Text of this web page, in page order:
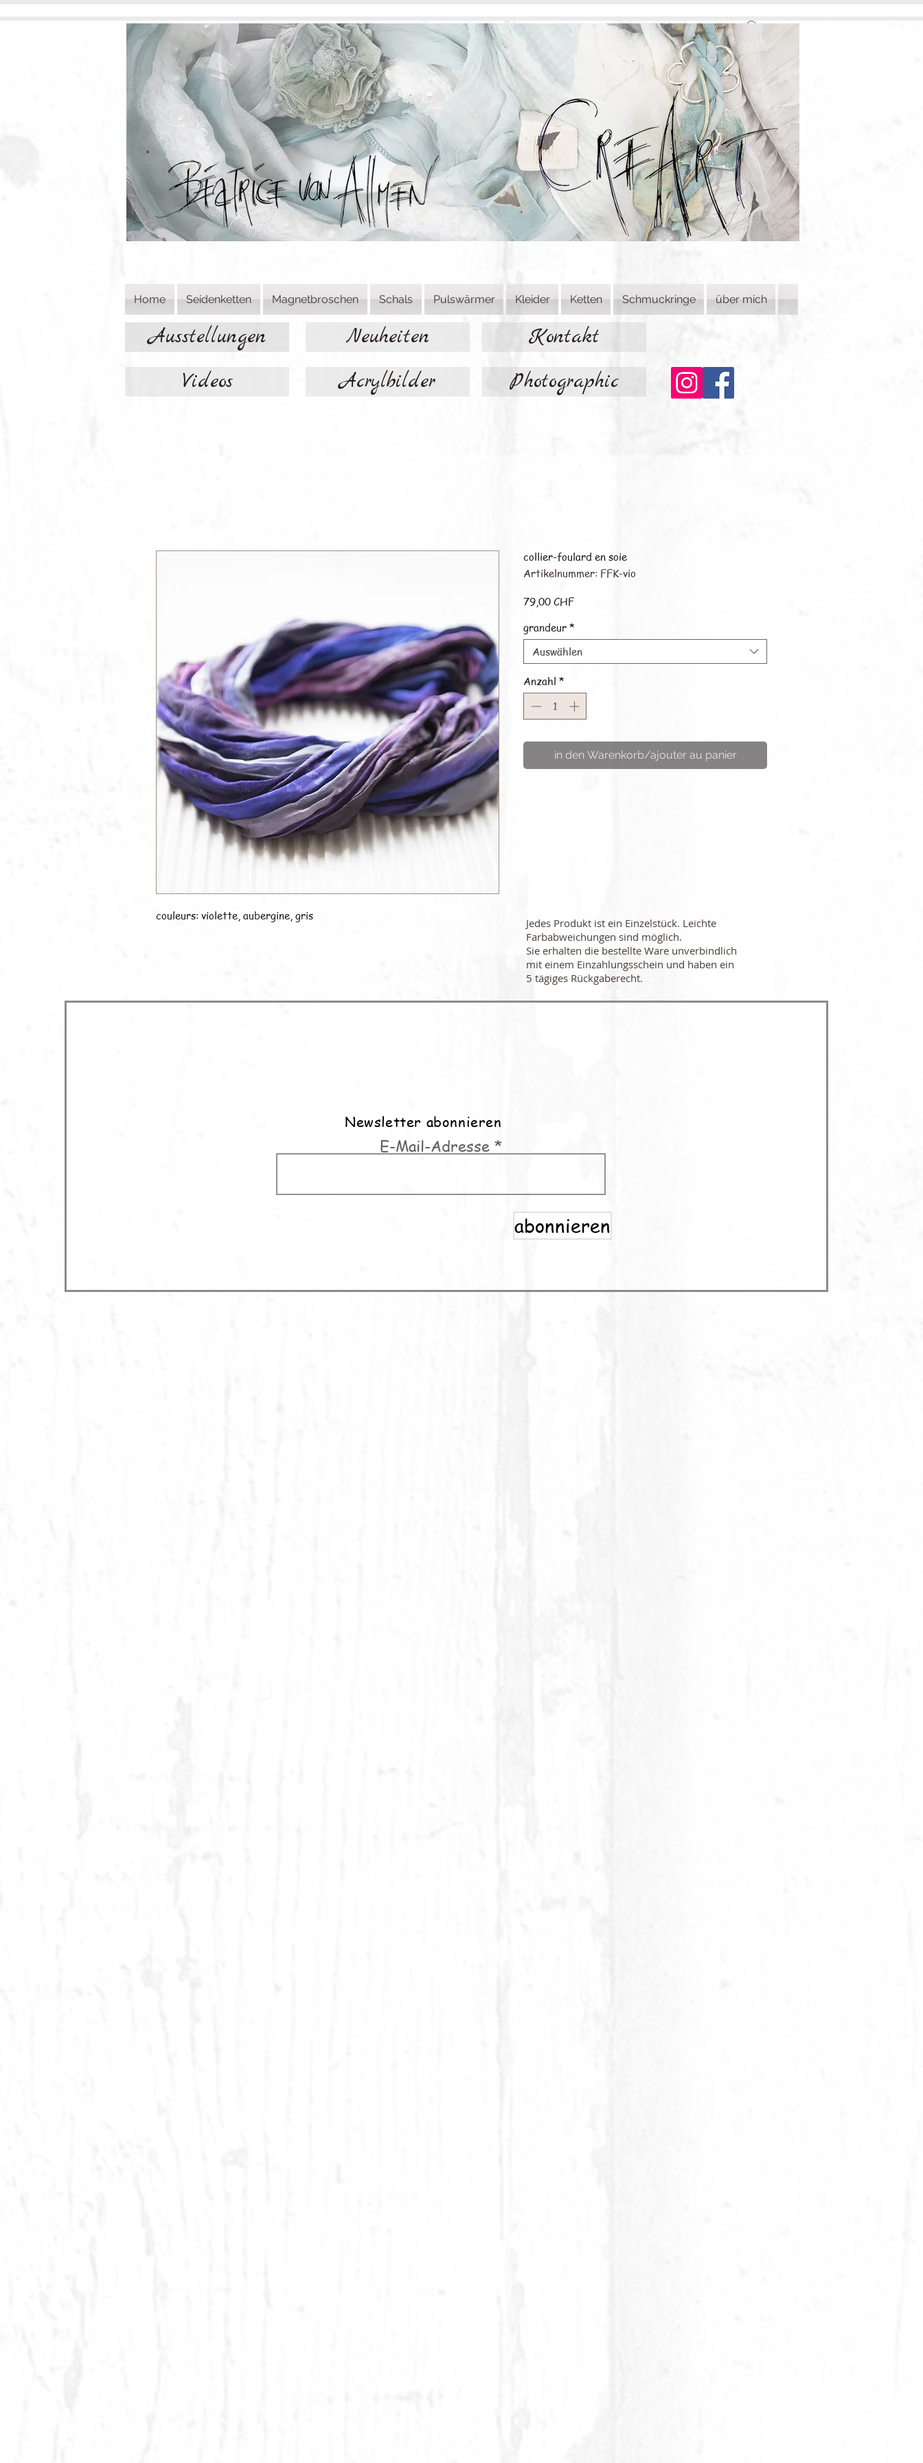
Home Seidenketten Magnetbroschen Schals Pulswärmer Kleider Ketten Schmuckringe über mich
Ausstellungen Neuheiten
Kontakt
Videos
Acrylbilder Photographic
couleurs: violette, aubergine, gris
collier-foulard en soie
Artikelnummer: FFK-vio
79,00 CHFPreis
grandeur *
Auswählen
Anzahl *
in den Warenkorb/ajouter au panier
Jedes Produkt ist ein Einzelstück. Leichte
Farbabweichungen sind möglich.
Sie erhalten die bestellte Ware unverbindlich
mit einem Einzahlungsschein und haben ein
5 tägiges Rückgaberecht.
Newsletter abonnieren
E-Mail-Adresse
abonnieren